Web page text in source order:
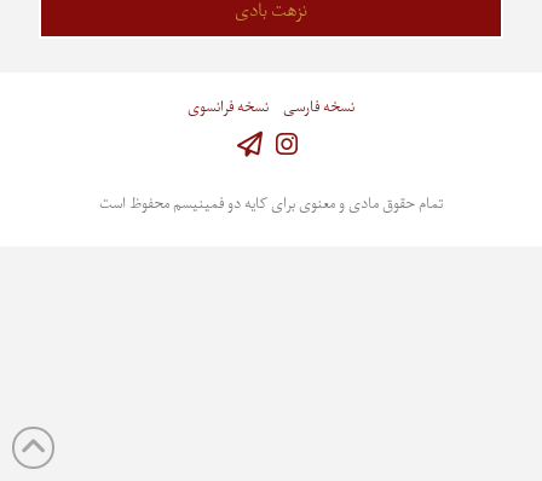
نزهت بادی
نسخه فارسی نسخه فرانسوی
تمام حقوق مادی و معنوی برای کایه دو فمینیسم محفوظ است